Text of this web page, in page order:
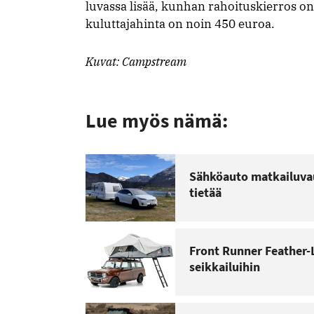
luvassa lisää, kunhan rahoituskierros
kuluttajahinta on noin 450 euroa.
Kuvat: Campstream
Lue myös nämä:
Sähköauto
tietää
Front Runner
seikkailuihin